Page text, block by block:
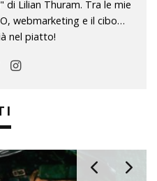
Lilian Thuram. Tra le mie
webmarketing e il cibo…
nel piatto!